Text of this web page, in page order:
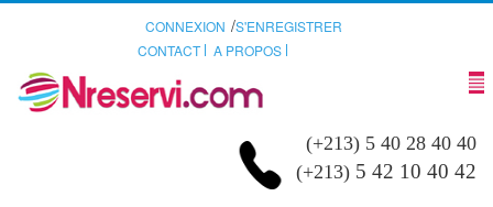
CONNEXION /S'ENREGISTRER
CONTACT
A PROPOS
(+213) 5 40 28 40 40
(+213) 5 42 10 40 42